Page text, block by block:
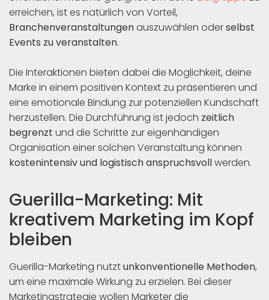
erreichen, ist es natürlich von Vorteil,
Branchenveranstaltungenauszuwählen oderselbst
Events zu veranstalten.
Die Interaktionen bieten dabei die Möglichkeit, deine
Marke in einem positiven Kontext zu präsentieren und
eine emotionale Bindung zur potenziellen Kundschaft
herzustellen. Die Durchführung ist jedoch zeitlich
begrenzt und die Schritte zur eigenhändigen
Organisation einer solchen Veranstaltung können
kostenintensiv und logistisch anspruchsvollwerden.
Guerilla-Marketing: Mit
kreativem Marketing im Kopf
bleiben
Guerilla-Marketing nutztunkonventionelle Methoden,
um eine maximale Wirkung zu erzielen. Bei dieser
Marketingstrategie wollen Marketer die